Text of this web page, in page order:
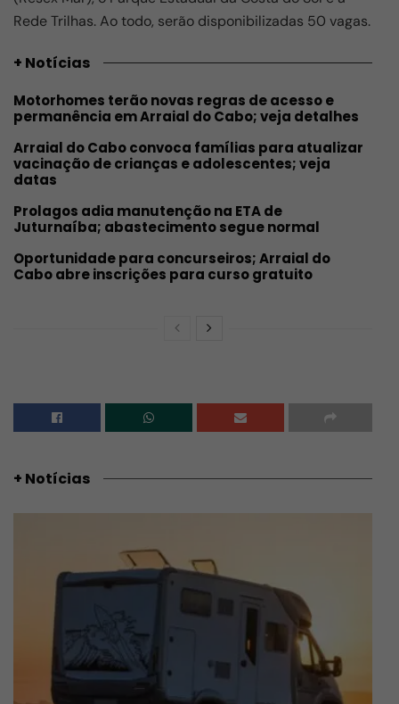
Rede Trilhas. Ao todo, serão disponibilizadas 50 vagas.
+ Notícias
Motorhomes terão novas regras de acesso e
permanência em Arraial do Cabo; veja detalhes
Arraial do Cabo convoca famílias para atualizar
vacinação de crianças e adolescentes; veja
datas
Prolagos adia manutenção na ETA de
Juturnaíba; abastecimento segue normal
Oportunidade para concurseiros; Arraial do
Cabo abre inscrições para curso gratuito
+ Notícias